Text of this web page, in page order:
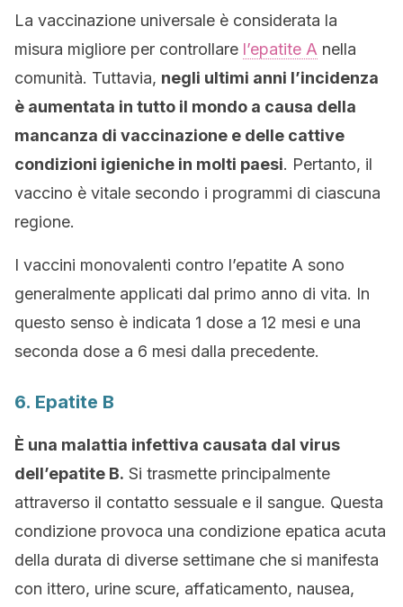
La vaccinazione universale è considerata la
misura migliore per controllare l’epatite A nella
comunità. Tuttavia, negli ultimi anni l’incidenza
è aumentata in tutto il mondo a causa della
mancanza di vaccinazione e delle cattive
condizioni igieniche in molti paesi. Pertanto, il
vaccino è vitale secondo i programmi di ciascuna
regione.
I vaccini monovalenti contro l’epatite A sono
generalmente applicati dal primo anno di vita. In
questo senso è indicata 1 dose a 12 mesi e una
seconda dose a 6 mesi dalla precedente.
6. Epatite B
È una malattia infettiva causata dal virus
dell’epatite B. Si trasmette principalmente
attraverso il contatto sessuale e il sangue. Questa
condizione provoca una condizione epatica acuta
della durata di diverse settimane che si manifesta
con ittero, urine scure, affaticamento, nausea,